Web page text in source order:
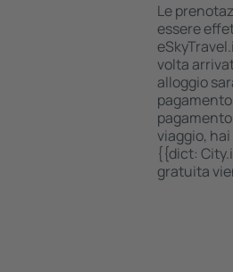
Le
essere
volta
alloggio
viaggio,
{{dict:
gratuita